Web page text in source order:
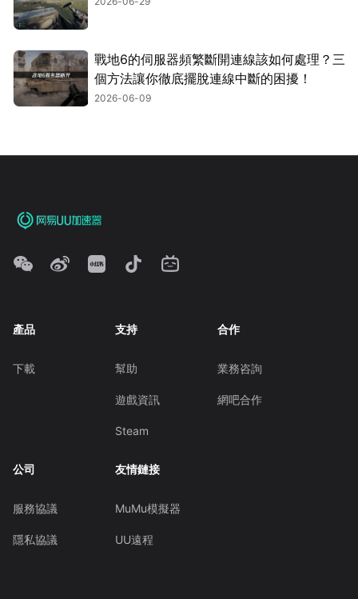
戰地6的伺服器頻繁斷開連線該如何處理？三
個方法讓你徹底擺脫連線中斷的困擾！
2026-06-09
產品
下載
支持
幫助
遊戲資訊
Steam
合作
業務咨詢
網吧合作
公司
服務協議
隱私協議
友情鏈接
MuMu模擬器
UU遠程